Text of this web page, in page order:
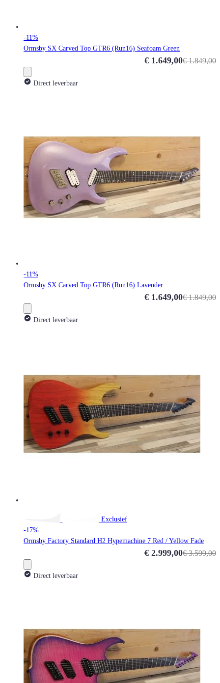
-11%
Ormsby SX Carved Top GTR6 (Run16) Seafoam Green
€ 1.849,00
Special Price
€ 1.649,00
Direct leverbaar
-11%
Ormsby SX Carved Top GTR6 (Run16) Lavender
€ 1.849,00
Special Price
€ 1.649,00
Direct leverbaar
Exclusief
-17%
Ormsby Factory Standard H2 Hypemachine 7 Red / Yellow Fade
€ 3.599,00
Special Price
€ 2.999,00
Direct leverbaar